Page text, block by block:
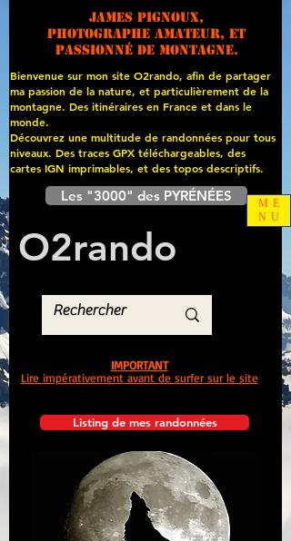
James PIGNOUX,
photographe amateur, et
passionné de montagne.
Bienvenue sur mon site O2rando, afin de partager
ma passion de la nature, et particulièrement de la
montagne. Des itinéraires en France et dans le
monde.
Découvrez une multitude de randonnées pour tous
niveaux. Des traces GPX téléchargeables, des
cartes IGN imprimables, et des topos descriptifs.
Les "3000" des PYRÉNÉES
O2rando
Listing de mes randonnées
IMPORTANT
Lire impérativement avant de surfer sur le site
ME
NU